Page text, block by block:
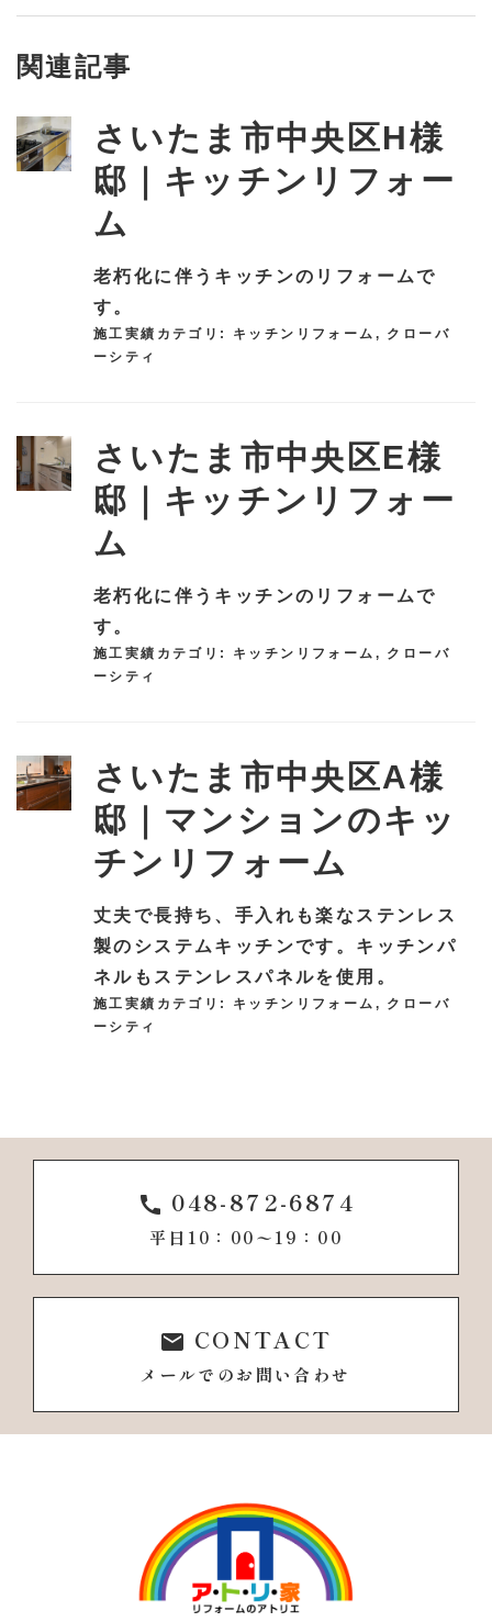
関連記事
さいたま市中央区H様
邸｜キッチンリフォー
ム
老朽化に伴うキッチンのリフォームで
す。
施工実績カテゴリ: キッチンリフォーム , クローバ
ーシティ
さいたま市中央区E様
邸｜キッチンリフォー
ム
老朽化に伴うキッチンのリフォームで
す。
施工実績カテゴリ: キッチンリフォーム , クローバ
ーシティ
さいたま市中央区A様
邸｜マンションのキッ
チンリフォーム
丈夫で長持ち、手入れも楽なステンレス
製のシステムキッチンです。キッチンパ
ネルもステンレスパネルを使用。
施工実績カテゴリ: キッチンリフォーム , クローバ
ーシティ
call 048-872-6874
平日10：00〜19：00
email CONTACT
メールでのお問い合わせ